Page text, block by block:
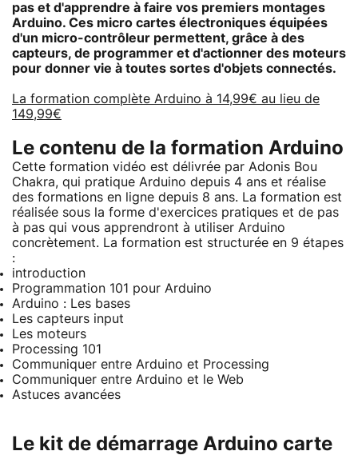
pas et d'apprendre à faire vos premiers montages
Arduino. Ces micro cartes électroniques équipées
d'un micro-contrôleur permettent, grâce à des
capteurs, de programmer et d'actionner des moteurs
pour donner vie à toutes sortes d'objets connectés.
La formation complète Arduino à 14,99€ au lieu de
149,99€
Le contenu de la formation Arduino
Cette formation vidéo est délivrée par Adonis Bou
Chakra, qui pratique Arduino depuis 4 ans et réalise
des formations en ligne depuis 8 ans. La formation est
réalisée sous la forme d'exercices pratiques et de pas
à pas qui vous apprendront à utiliser Arduino
concrètement. La formation est structurée en 9 étapes
:
introduction
Programmation 101 pour Arduino
Arduino : Les bases
Les capteurs input
Les moteurs
Processing 101
Communiquer entre Arduino et Processing
Communiquer entre Arduino et le Web
Astuces avancées
Le kit de démarrage Arduino carte